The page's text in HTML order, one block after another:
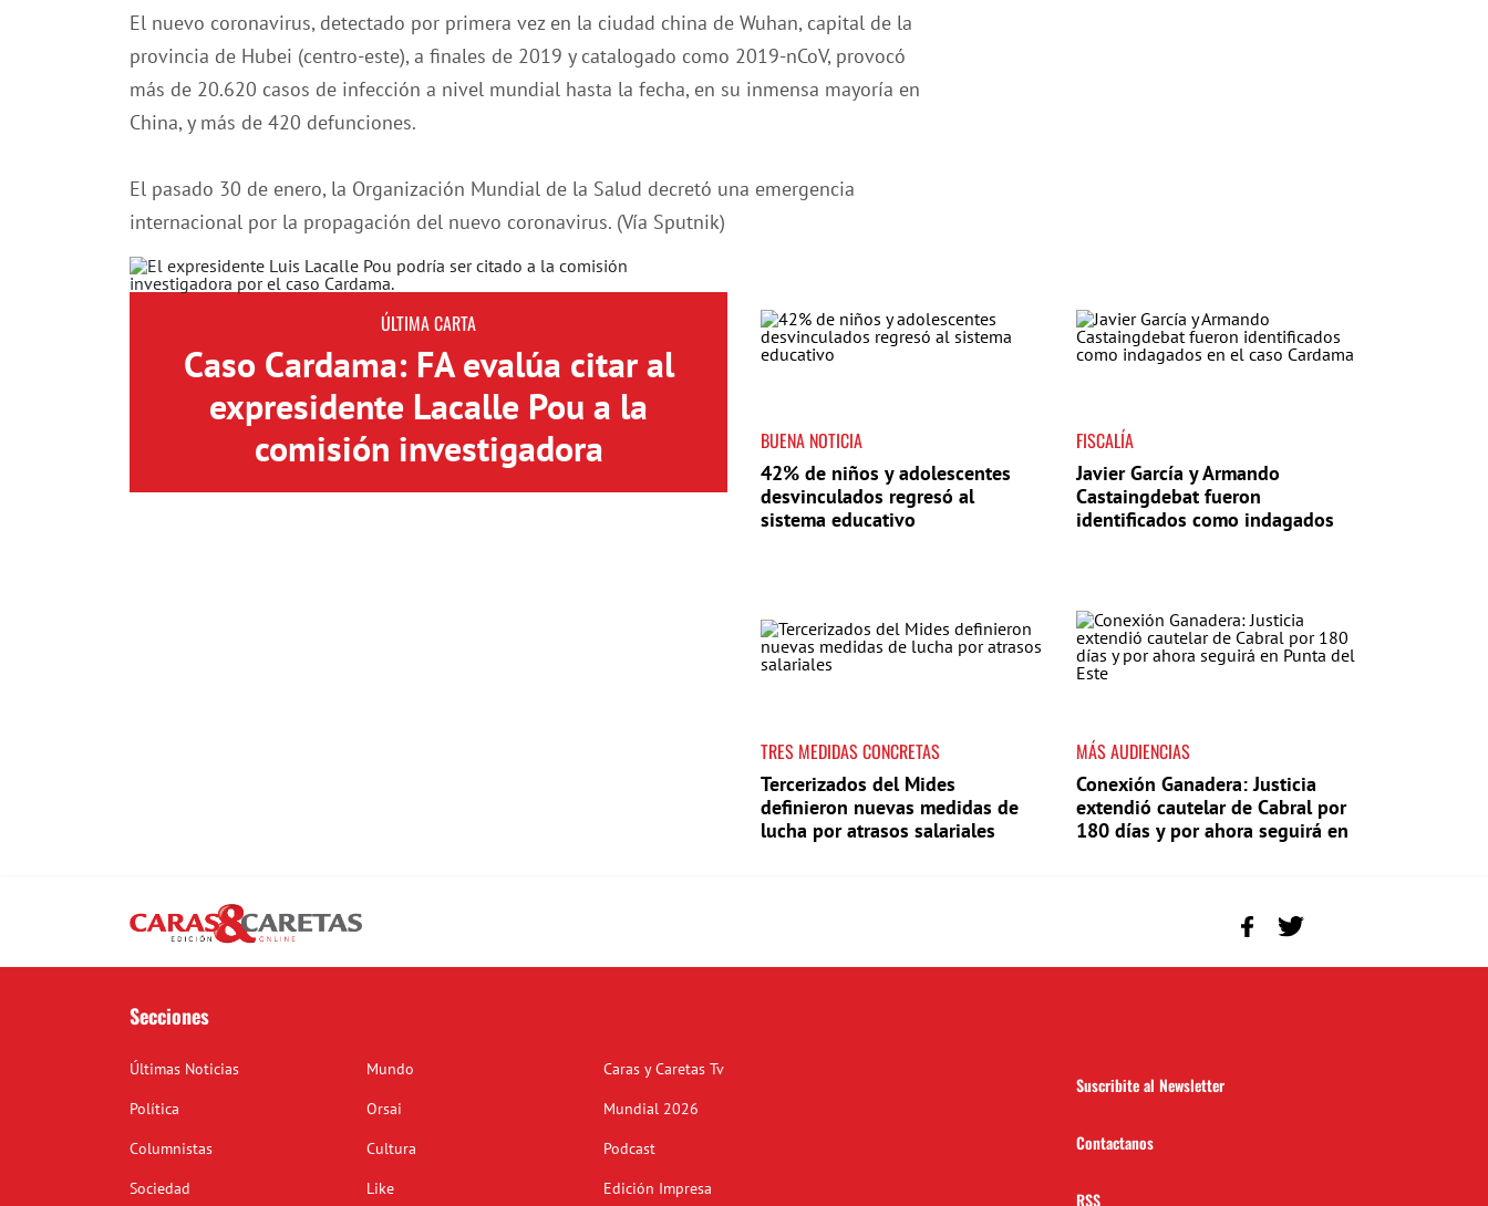
El nuevo coronavirus, detectado por primera vez en la ciudad china de Wuhan, capital de la
provincia de Hubei (centro-este), a finales de 2019 y catalogado como 2019-nCoV, provocó
más de 20.620 casos de infección a nivel mundial hasta la fecha, en su inmensa mayoría en
China, y más de 420 defunciones.
El pasado 30 de enero, la Organización Mundial de la Salud decretó una emergencia
internacional por la propagación del nuevo coronavirus. (Vía Sputnik)
ÚLTIMA CARTA
Caso Cardama: FA evalúa citar al
expresidente Lacalle Pou a la
comisión investigadora
BUENA NOTICIA
42% de niños y adolescentes
desvinculados regresó al
sistema educativo
FISCALÍA
Javier García y Armando
Castaingdebat fueron
identificados como indagados
TRES MEDIDAS CONCRETAS
Tercerizados del Mides
definieron nuevas medidas de
lucha por atrasos salariales
MÁS AUDIENCIAS
Conexión Ganadera: Justicia
extendió cautelar de Cabral por
180 días y por ahora seguirá en
Secciones
Últimas Noticias
Política
Columnistas
Sociedad
Mundo
Orsai
Cultura
Like
Caras y Caretas Tv
Mundial 2026
Podcast
Edición Impresa
Suscribite al Newsletter
Contactanos
RSS